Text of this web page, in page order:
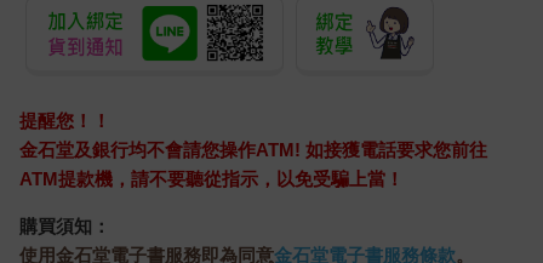
提醒您！！
金石堂及銀行均不會請您操作ATM! 如接獲電話要求您前往
ATM提款機，請不要聽從指示，以免受騙上當！
購買須知：
使用金石堂電子書服務即為同意金石堂電子書服務條款。